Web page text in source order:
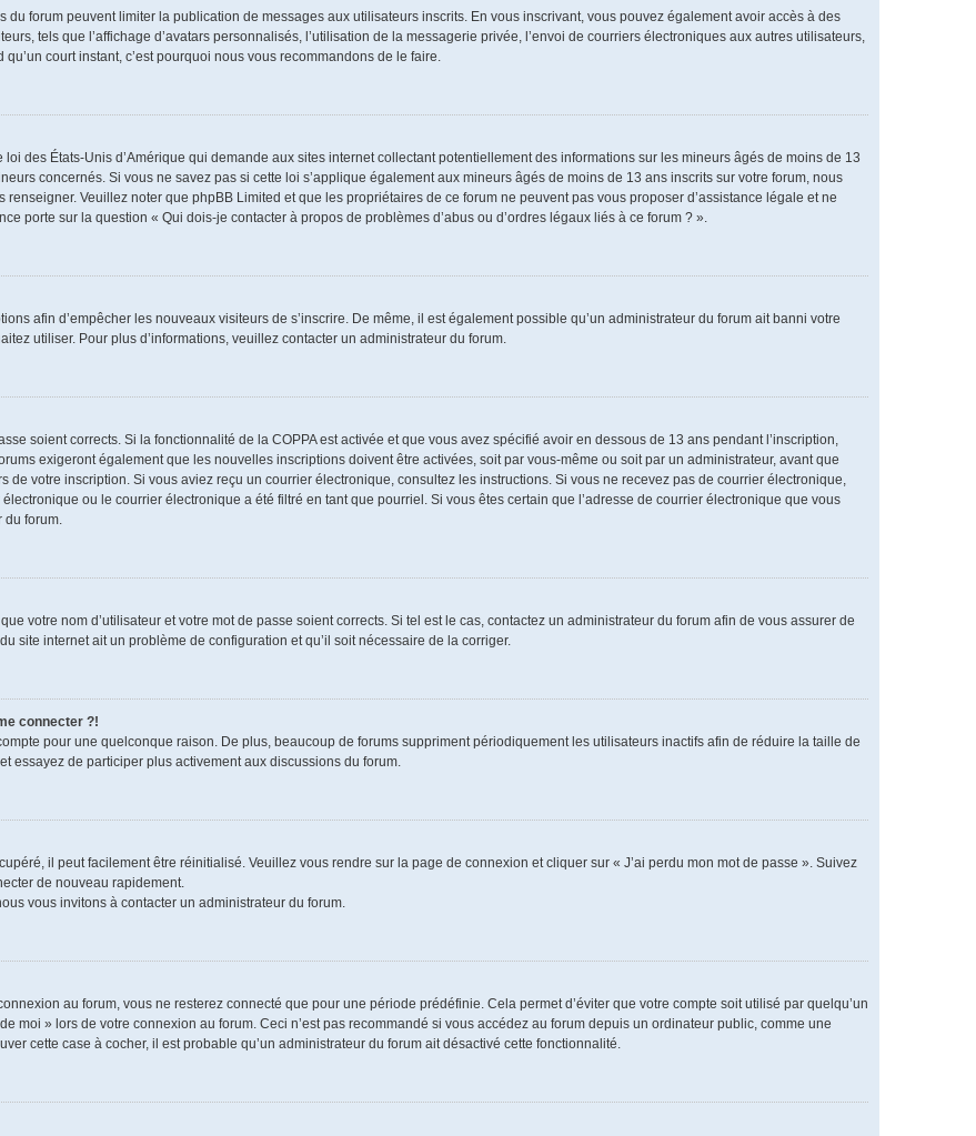
du forum peuvent limiter la publication de messages aux utilisateurs inscrits. En vous inscrivant, vous pouvez également avoir accès à des
tels que l’affichage d’avatars personnalisés, l’utilisation de la messagerie privée, l’envoi de courriers électroniques aux autres utilisateurs,
court instant, c’est pourquoi nous vous recommandons de le faire.
des États-Unis d’Amérique qui demande aux sites internet collectant potentiellement des informations sur les mineurs âgés de moins de 13
concernés. Si vous ne savez pas si cette loi s’applique également aux mineurs âgés de moins de 13 ans inscrits sur votre forum, nous
Veuillez noter que phpBB Limited et que les propriétaires de ce forum ne peuvent pas vous proposer d’assistance légale et ne
porte sur la question « Qui dois-je contacter à propos de problèmes d’abus ou d’ordres légaux liés à ce forum ? ».
afin d’empêcher les nouveaux visiteurs de s’inscrire. De même, il est également possible qu’un administrateur du forum ait banni votre
utiliser. Pour plus d’informations, veuillez contacter un administrateur du forum.
soient corrects. Si la fonctionnalité de la COPPA est activée et que vous avez spécifié avoir en dessous de 13 ans pendant l’inscription,
exigeront également que les nouvelles inscriptions doivent être activées, soit par vous-même ou soit par un administrateur, avant que
de votre inscription. Si vous aviez reçu un courrier électronique, consultez les instructions. Si vous ne recevez pas de courrier électronique,
ou le courrier électronique a été filtré en tant que pourriel. Si vous êtes certain que l’adresse de courrier électronique que vous
du forum.
votre nom d’utilisateur et votre mot de passe soient corrects. Si tel est le cas, contactez un administrateur du forum afin de vous assurer de
site internet ait un problème de configuration et qu’il soit nécessaire de la corriger.
connecter ?!
pour une quelconque raison. De plus, beaucoup de forums suppriment périodiquement les utilisateurs inactifs afin de réduire la taille de
essayez de participer plus activement aux discussions du forum.
il peut facilement être réinitialisé. Veuillez vous rendre sur la page de connexion et cliquer sur « J’ai perdu mon mot de passe ». Suivez
de nouveau rapidement.
vous invitons à contacter un administrateur du forum.
au forum, vous ne resterez connecté que pour une période prédéfinie. Cela permet d’éviter que votre compte soit utilisé par quelqu’un
moi » lors de votre connexion au forum. Ceci n’est pas recommandé si vous accédez au forum depuis un ordinateur public, comme une
cette case à cocher, il est probable qu’un administrateur du forum ait désactivé cette fonctionnalité.